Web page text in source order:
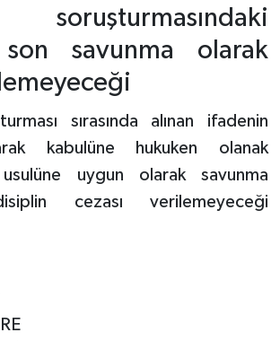
savunma olarak
sırasında alınan ifadenin
kabulüne hukuken olanak
usulüne uygun olarak savunma
cezası verilemeyeceği